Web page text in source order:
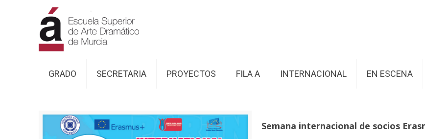
GRADO SECRETARIA PROYECTOS FILA A INTERNACIONAL EN ESCENA
Semana internacional de socios